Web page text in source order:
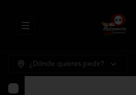
Abrir menu de navegación
¿Dónde quieres pedir?